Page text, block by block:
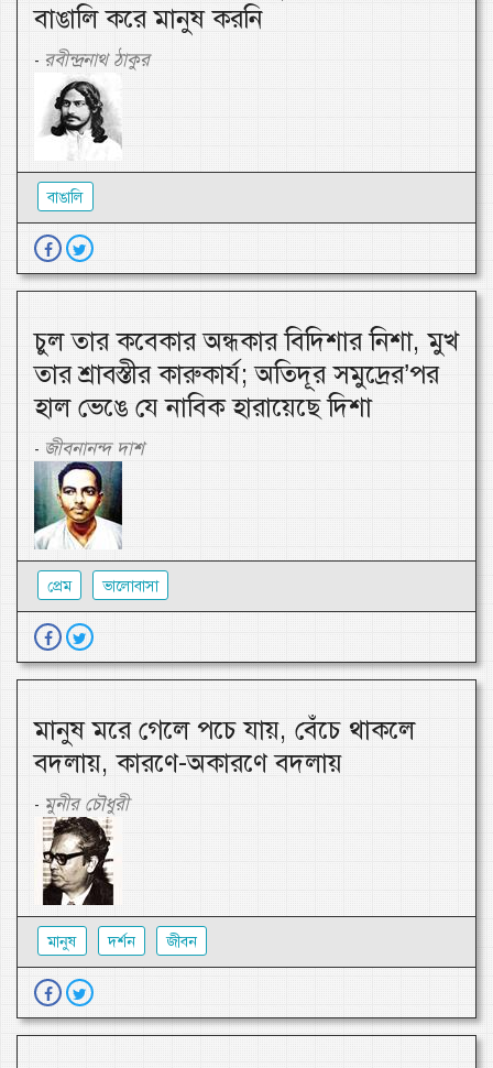
বাঙালি করে মানুষ করনি
- রবীন্দ্রনাথ ঠাকুর
বাঙালি
চুল তার কবেকার অন্ধকার বিদিশার নিশা, মুখ
তার শ্রাবস্তীর কারুকার্য; অতিদূর সমুদ্রের’পর
হাল ভেঙে যে নাবিক হারায়েছে দিশা
- জীবনানন্দ দাশ
প্রেম ভালোবাসা
মানুষ মরে গেলে পচে যায়, বেঁচে থাকলে
বদলায়, কারণে-অকারণে বদলায়
- মুনীর চৌধুরী
মানুষ দর্শন জীবন